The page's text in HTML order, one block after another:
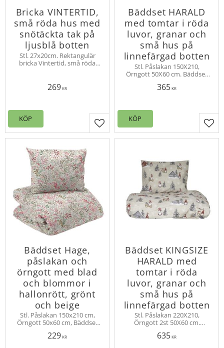
Bricka VINTERTID,
små röda hus med
snötäckta tak på
ljusblå botten
Stl. 27x20cm. Rektangulär
bricka Vintertid, små röda
Produkten är tillverkad av
förnybart material
269KR
Lägg till i favoriter
KÖP
Bäddset HARALD
med tomtar i röda
luvor, granar och
små hus på
linnefärgad botten
Stl. Påslakan 150X210,
Örngott 50X60 cm. Bäddset
renar och små hus i bomull.
365KR
KÖP
Bäddset Hage,
påslakan och
örngott med blad
och blommor i
hallonrött, grönt
och beige
Stl. Påslakan 150x210 cm,
Örngott 50x60 cm, Bäddset
blad i bomull. Trådtäthet 104.
229KR
Bäddset KINGSIZE
HARALD med
tomtar i röda
luvor, granar och
små hus på
linnefärgad botten
Stl. Påslakan 220X210,
Örngott 2st 50X60 cm.
tomtar, granar, renar och
635KR